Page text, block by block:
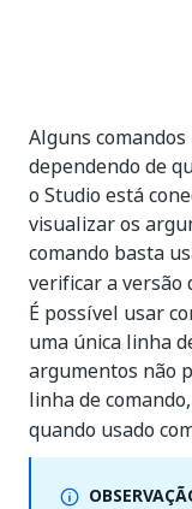
Alguns
dependendo de
o Studio está
visualizar os
comando basta
verificar a versão
É possível usar
uma única linha
argumentos não
linha de
quando usado